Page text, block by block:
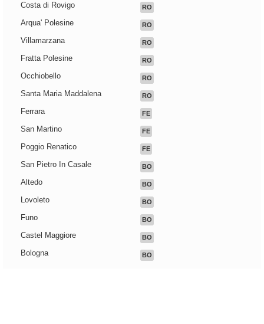
Costa di Rovigo RO
Arqua' Polesine RO
Villamarzana RO
Fratta Polesine RO
Occhiobello RO
Santa Maria Maddalena RO
Ferrara FE
San Martino FE
Poggio Renatico FE
San Pietro In Casale BO
Altedo BO
Lovoleto BO
Funo BO
Castel Maggiore BO
Bologna BO